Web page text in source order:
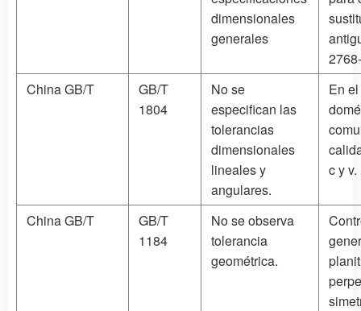
dimensionales
generales
China GB/T
GB/T
1804
No se
especifican las
tolerancias
dimensionales
lineales y
angulares.
En
c y v.
China GB/T
GB/T
1184
No se observa
tolerancia
geométrica.